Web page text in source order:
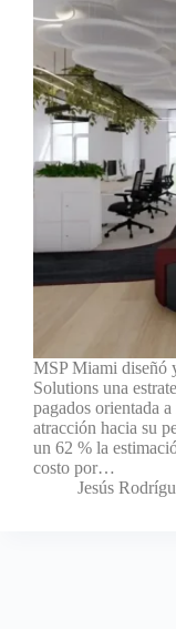
MSP Miami diseñó
Solutions una
pagados orientada
atracción hacia su
un 62 % la
costo por…
Jesús